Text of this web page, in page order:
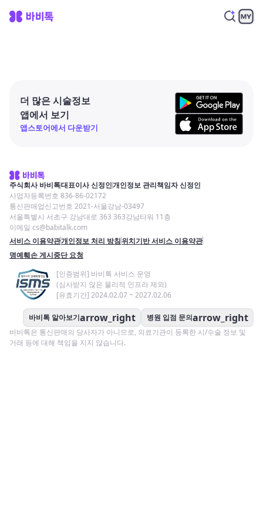
더 많은 시술정보
앱에서 보기
앱스토어에서 다운받기
주식회사 바비톡대표이사 신정인개인정보 관리책임자 신정인
사업자등록번호 836-86-02172
통신판매업신고번호 2021-서울강남-03497
서울특별시 서초구 강남대로 363 363강남타워 11층
이메일 cs@babitalk.com
서비스 이용약관개인정보 처리 방침위치기반 서비스 이용약관
명예훼손 게시중단 요청
[인증범위] 바비톡 서비스 운영
(심사받지 않은 물리적 인프라 제외)
[유효기간] 2024.02.07 ~ 2027.02.06
바비톡 알아보기arrow_right 병원 입점 문의arrow_right
바비톡은 통신판매의 당사자가 아니므로, 의료기관이 등록한 시/수술 정보 및
거래 등에 대해 책임을 지지 않습니다.